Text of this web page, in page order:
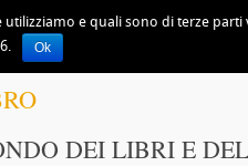
DEI LIBRI E
e quali sono di terze parti
Ok